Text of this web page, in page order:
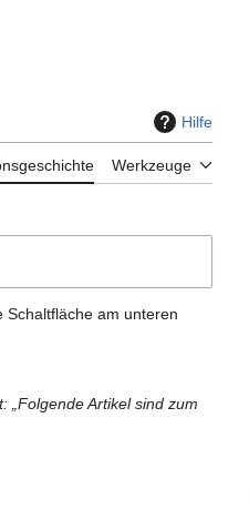
Hilfe
Werkzeuge
Schaltfläche am unteren
„Folgende Artikel sind zum